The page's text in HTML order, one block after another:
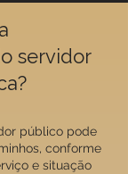
servidor
público pode
conforme
e situação